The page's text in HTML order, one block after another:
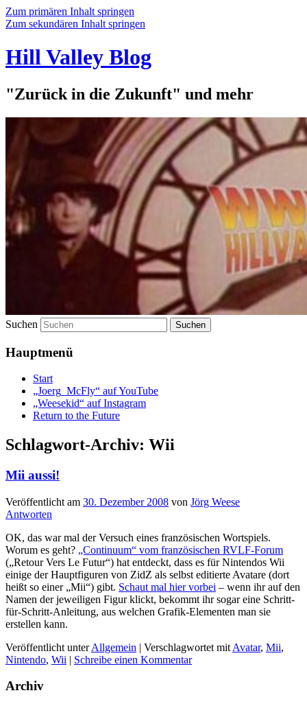
Zum primären Inhalt springen
Zum sekundären Inhalt springen
Hill Valley Blog
"Zurück in die Zukunft" und mehr
Suchen
Hauptmenü
Start
„Joerg_McFly“ auf YouTube
„Weesekid“ auf Instagram
Return to the Future
Schlagwort-Archiv: Wii
Mii aussi!
Veröffentlicht am 30. Dezember 2008 von Jörg Weese
Antworten
OK, das war mal der Versuch eines französischen Wortspiels.
Worum es geht? „Continuum“ vom französischen RVLF-Forum
(„Retour Vers Le Futur“) hat entdeckt, dass es für Nintendos Wii
einige der Hauptfiguren von ZidZ als selbst editierte Avatare (dort
heißt so einer „Mii“) gibt. Schaut mal hier vorbei – wenn ihr auf den
Namen der jeweiligen Figur klickt, bekommt ihr sogar eine Schritt-
für-Schritt-Anleitung, aus welchen Grafik-Elementen man sie
erstellen kann.
Veröffentlicht unter Allgemein | Verschlagwortet mit Avatar, Mii,
Nintendo, Wii | Schreibe einen Kommentar
Archiv